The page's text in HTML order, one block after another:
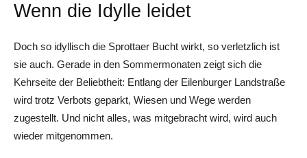
Wenn die Idylle leidet
Doch so idyllisch die Sprottaer Bucht wirkt, so verletzlich ist
sie auch. Gerade in den Sommermonaten zeigt sich die
Kehrseite der Beliebtheit: Entlang der ­Eilenburger Landstraße
wird trotz Verbots geparkt, Wiesen und Wege werden
zugestellt. Und nicht alles, was mitgebracht wird, wird auch
wieder mitgenommen.